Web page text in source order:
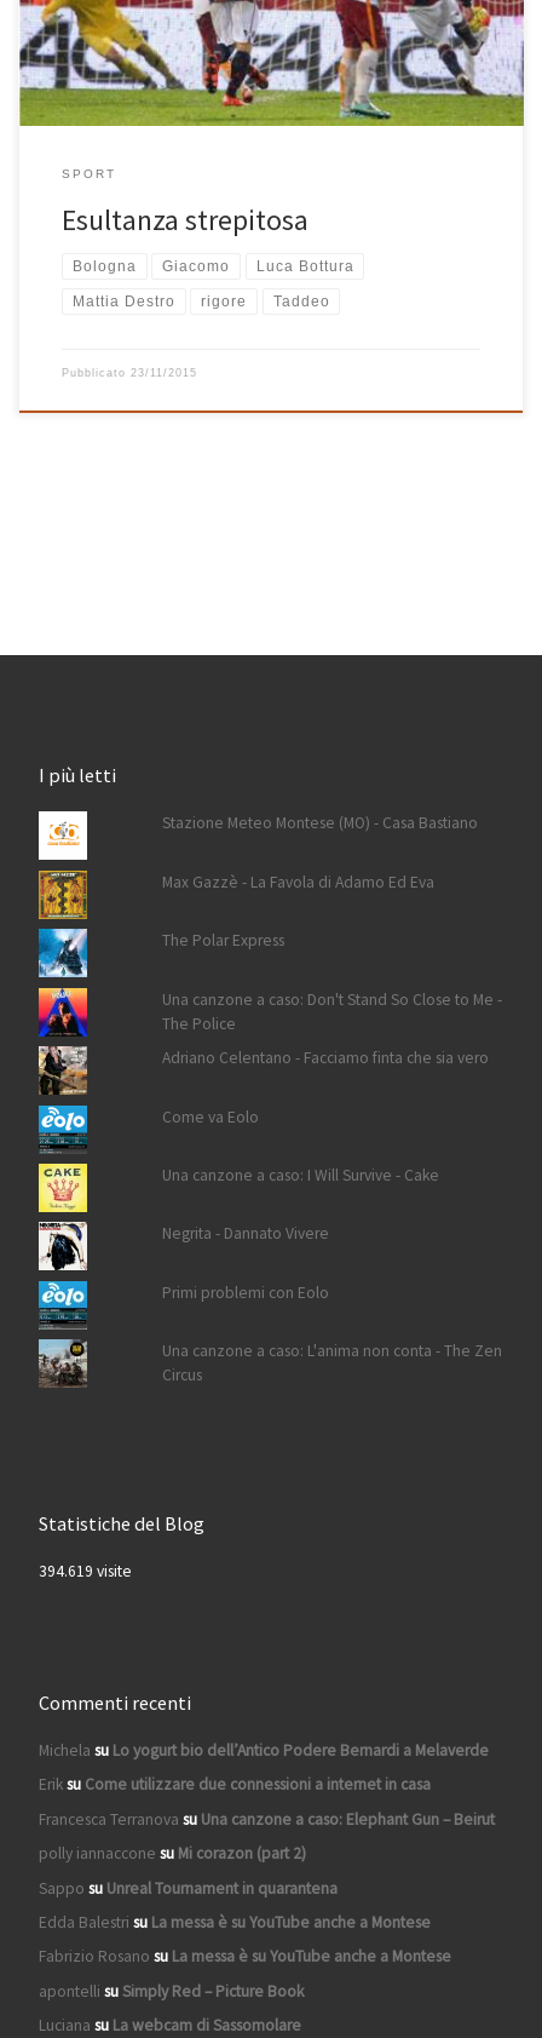
squadra (la Roma). Lo faccio […]
SPORT
Esultanza strepitosa
Bologna Giacomo Luca Bottura
Mattia Destro rigore Taddeo
Pubblicato 23/11/2015
I più letti
Stazione Meteo Montese (MO) - Casa Bastiano
Max Gazzè - La Favola di Adamo Ed Eva
The Polar Express
Una canzone a caso: Don't Stand So Close to Me -
The Police
Adriano Celentano - Facciamo finta che sia vero
Come va Eolo
Una canzone a caso: I Will Survive - Cake
Negrita - Dannato Vivere
Primi problemi con Eolo
Una canzone a caso: L'anima non conta - The Zen
Circus
Statistiche del Blog
394.619 visite
Commenti recenti
Michela su Lo yogurt bio dell’Antico Podere Bernardi a Melaverde
Eriksu Come utilizzare due connessioni a internet in casa
Francesca Terranova su Una canzone a caso: Elephant Gun – Beirut
polly iannaccone su Mi corazon (part 2)
Sappo su Unreal Tournament in quarantena
Edda Balestri su La messa è su YouTube anche a Montese
Fabrizio Rosano su La messa è su YouTube anche a Montese
apontelli suSimply Red – Picture Book
Luciana su La webcam di Sassomolare